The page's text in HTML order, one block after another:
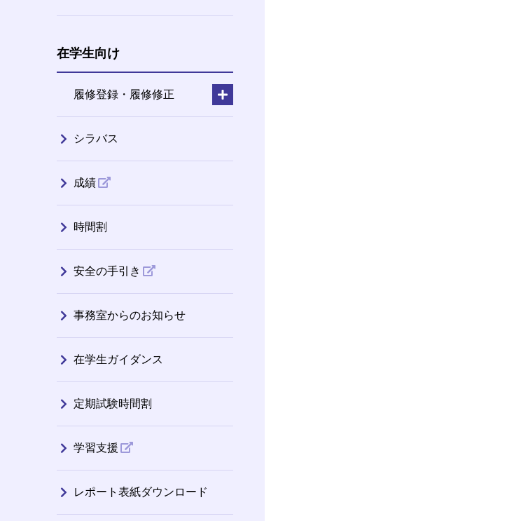
在学生向け
履修登録・履修修正
シラバス
成績
時間割
安全の手引き
事務室からのお知らせ
在学生ガイダンス
定期試験時間割
学習支援
レポート表紙ダウンロード